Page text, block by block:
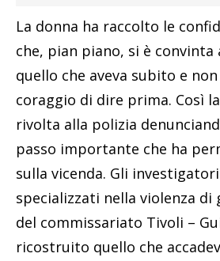
La donna ha raccolto le
che, pian piano, si è convinta
quello che aveva subito e
coraggio di dire prima. Così
rivolta alla polizia
passo importante che ha
sulla vicenda. Gli
specializzati nella violenza di
del commissariato Tivoli –
ricostruito quello che